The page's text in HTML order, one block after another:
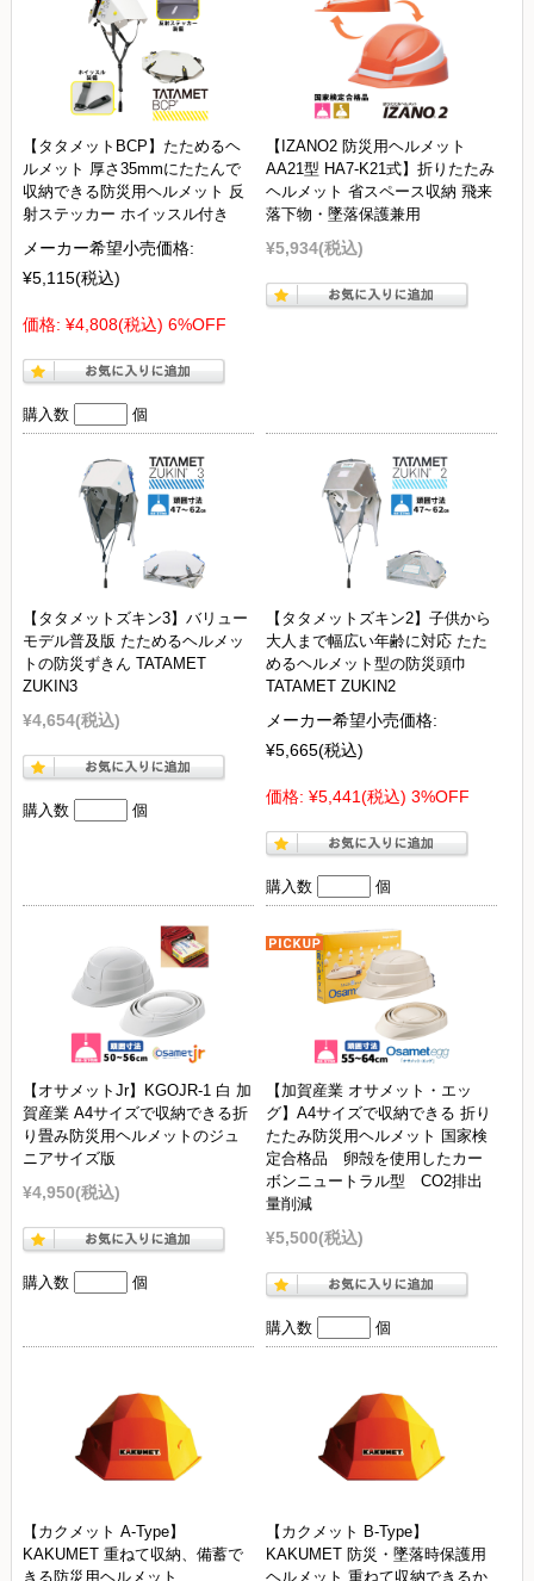
【タタメットBCP】たためるヘ
ルメット 厚さ35mmにたたんで
収納できる防災用ヘルメット 反
射ステッカー ホイッスル付き
メーカー希望小売価格:
¥5,115(税込)
価格: ¥4,808(税込) 6%OFF
購入数 個
【IZANO2 防災用ヘルメット
AA21型 HA7-K21式】折りたたみ
ヘルメット 省スペース収納 飛来
落下物・墜落保護兼用
¥5,934(税込)
【タタメットズキン3】バリュー
モデル普及版 たためるヘルメッ
トの防災ずきん TATAMET
ZUKIN3
¥4,654(税込)
購入数 個
【タタメットズキン2】子供から
大人まで幅広い年齢に対応 たた
めるヘルメット型の防災頭巾
TATAMET ZUKIN2
メーカー希望小売価格:
¥5,665(税込)
価格: ¥5,441(税込) 3%OFF
購入数 個
【オサメットJr】KGOJR-1 白 加
賀産業 A4サイズで収納できる折
り畳み防災用ヘルメットのジュ
ニアサイズ版
¥4,950(税込)
購入数 個
【加賀産業 オサメット・エッ
グ】A4サイズで収納できる 折り
たたみ防災用ヘルメット 国家検
定合格品 卵殻を使用したカー
ボンニュートラル型 CO2排出
量削減
¥5,500(税込)
購入数 個
【カクメット A-Type】
KAKUMET 重ねて収納、備蓄で
きる防災用ヘルメット
【カクメット B-Type】
KAKUMET 防災・墜落時保護用
ヘルメット 重ねて収納できるか